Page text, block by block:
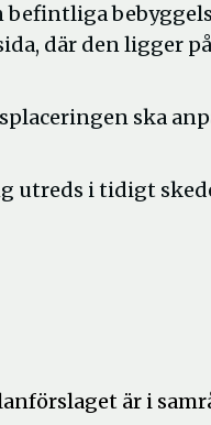
där den ligger
ska
utreds i tidigt
är i